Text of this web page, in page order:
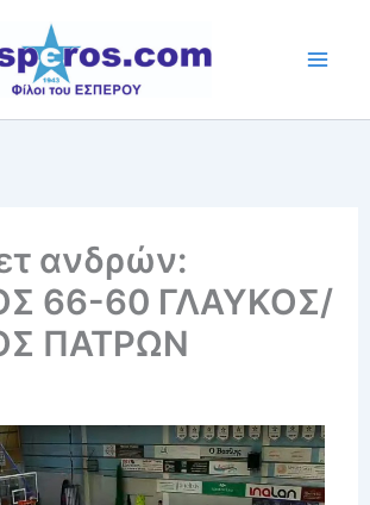
ανδρών:
66-60 ΓΛΑΥΚΟΣ/
ΠΑΤΡΩΝ